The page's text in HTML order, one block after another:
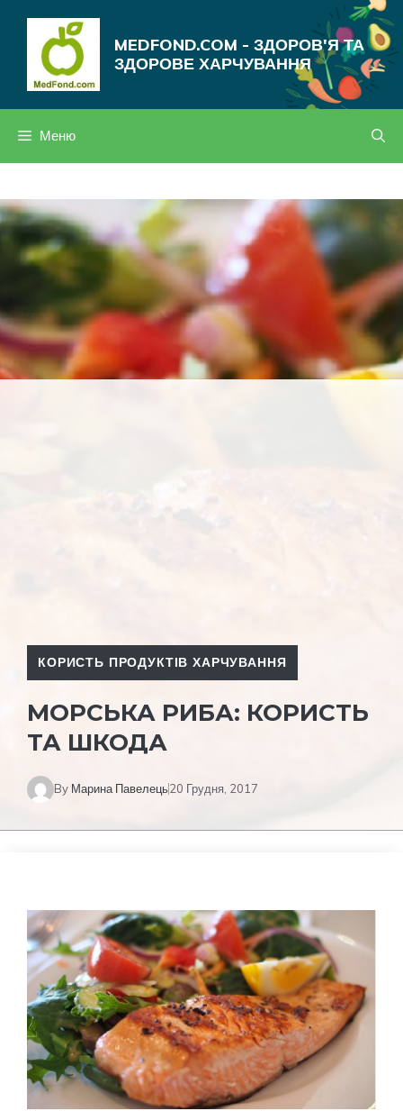
MEDFOND.COM - ЗДОРОВ'Я ТА
ЗДОРОВЕ ХАРЧУВАННЯ
Меню
КОРИСТЬ ПРОДУКТІВ ХАРЧУВАННЯ
МОРСЬКА РИБА: КОРИСТЬ
ТА ШКОДА
By Марина Павелець20 Грудня, 2017